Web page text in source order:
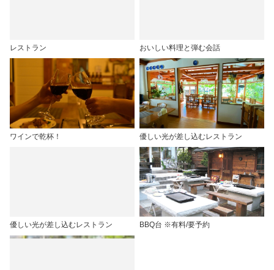
レストラン おいしい料理と弾む会話
ワインで乾杯！ 優しい光が差し込むレストラン
優しい光が差し込むレストラン BBQ台 ※有料/要予約